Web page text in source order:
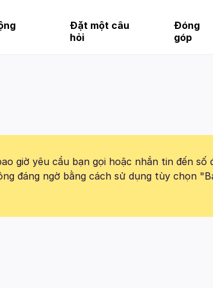
Đặt một câu
hỏi
Đóng
góp
giờ yêu cầu bạn gọi hoặc nhắn tin đến số
đáng ngờ bằng cách sử dụng tùy chọn